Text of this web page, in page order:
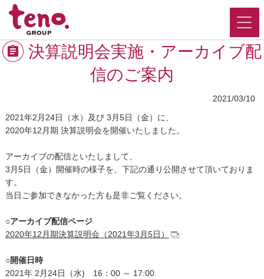
決算説明会実施・アーカイブ配
信のご案内
2021/03/10
2021年2月24日（水）及び 3月5日（金）に、
2020年12月期 決算説明会を開催いたしました。
アーカイブの配信といたしまして、
3月5日（金）開催時の様子を、下記の通り公開させて頂いておりま
す。
当日ご参加できなかった方も是非ご覧ください。
○アーカイブ配信ページ
2020年12月期決算説明会（2021年3月5日）
○開催日時
2021年 2月24日（水) 16：00 ～ 17:00